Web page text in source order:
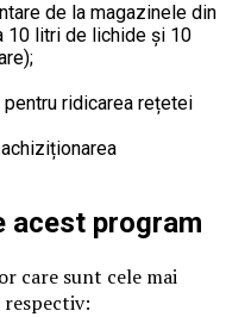
de la magazinele din
10 litri de lichide și 10
ridicarea rețetei
acest program
care sunt cele mai